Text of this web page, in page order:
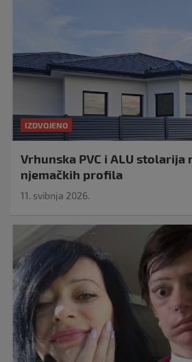
IZDVOJENO
Vrhunska PVC i ALU
njemačkih profila
11. svibnja 2026.